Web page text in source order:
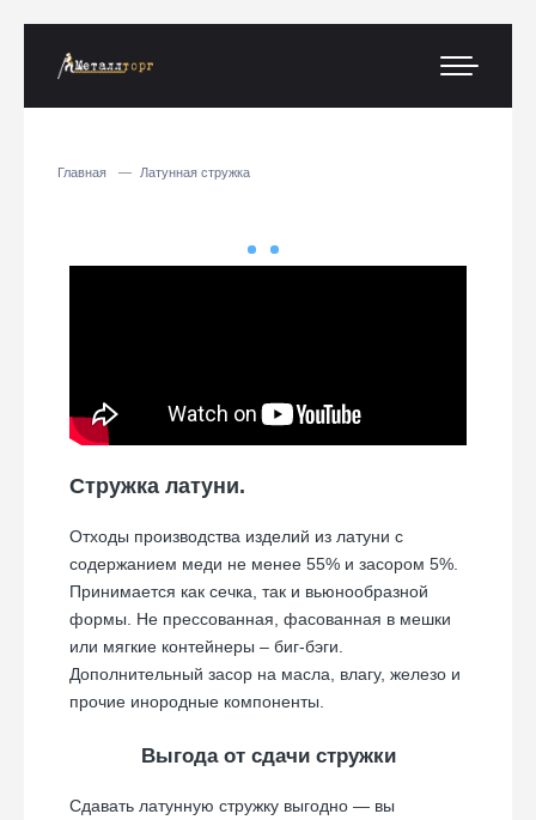
Главная Латунная стружка
Прием латунной
по актуальной цене за
килограмм. Оценим лом на
учётом качества и объёма
Позвонить
Стружка латуни.
Отходы производства изделий из латуни с
содержанием меди не менее 55% и засором 5%.
Принимается как сечка, так и вьюнообразной
формы. Не прессованная, фасованная в мешки
или мягкие контейнеры – биг-бэги.
Дополнительный засор на масла, влагу, железо и
прочие инородные компоненты.
Выгода от сдачи стружки
Сдавать латунную стружку выгодно — вы